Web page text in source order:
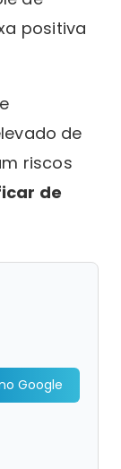
positiva
de
riscos
de
Google